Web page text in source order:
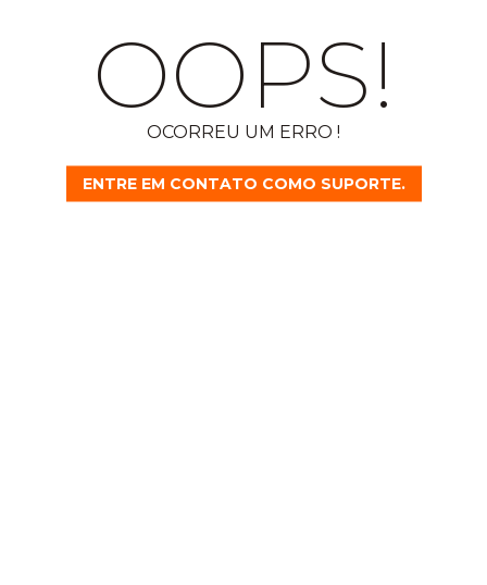
OOPS!
OCORREU UM ERRO !
ENTRE EM CONTATO COMO SUPORTE.